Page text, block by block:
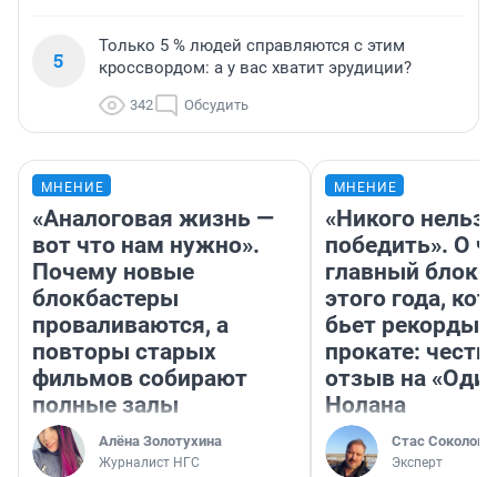
5
Только 5 % людей справляются с этим
кроссвордом: а у вас хватит эрудиции?
342 Обсудить
МНЕНИЕ
«Аналоговая жизнь —
вот что нам нужно».
Почему новые
блокбастеры
проваливаются, а
повторы старых
фильмов собирают
полные залы
Алёна Золотухина
Журналист НГС
МНЕНИЕ
«Никого нельзя
победить». О
главный
этого года,
бьет рекорды в
прокате:
отзыв на
Нолана
Стас Соколов
Эксперт